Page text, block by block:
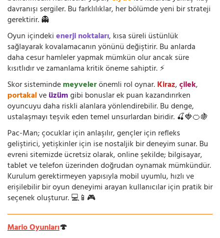
davranışı sergiler. Bu farklılıklar, her bölümde yeni bir strateji
gerektirir. 👻
Oyun içindekienerji noktaları, kısa süreli üstünlük
sağlayarak kovalamacanın yönünü değiştirir. Bu anlarda
daha cesur hamleler yapmak mümkün olur ancak süre
kısıtlıdır ve zamanlama kritik öneme sahiptir. ⚡
Skor sistemindemeyvelerönemli rol oynar.Kiraz,çilek,
portakalveüzümgibi bonuslar ek puan kazandırırken
oyuncuyu daha riskli alanlara yönlendirebilir. Bu denge,
ustalaşmayı teşvik eden temel unsurlardan biridir. 🍒🍓🍊🍇
Pac-Man; çocuklar için anlaşılır, gençler için refleks
geliştirici, yetişkinler için ise nostaljik bir deneyim sunar. Bu
evreni sitemizde ücretsiz olarak, online şekilde; bilgisayar,
tablet ve telefon üzerinden doğrudan oynamak mümkündür.
Kurulum gerektirmeyen yapısıyla mobil uyumlu, hızlı ve
erişilebilir bir oyun deneyimi arayan kullanıcılar için pratik bir
seçenek oluşturur. 💻📱🎮
Mario Oyunları🍄